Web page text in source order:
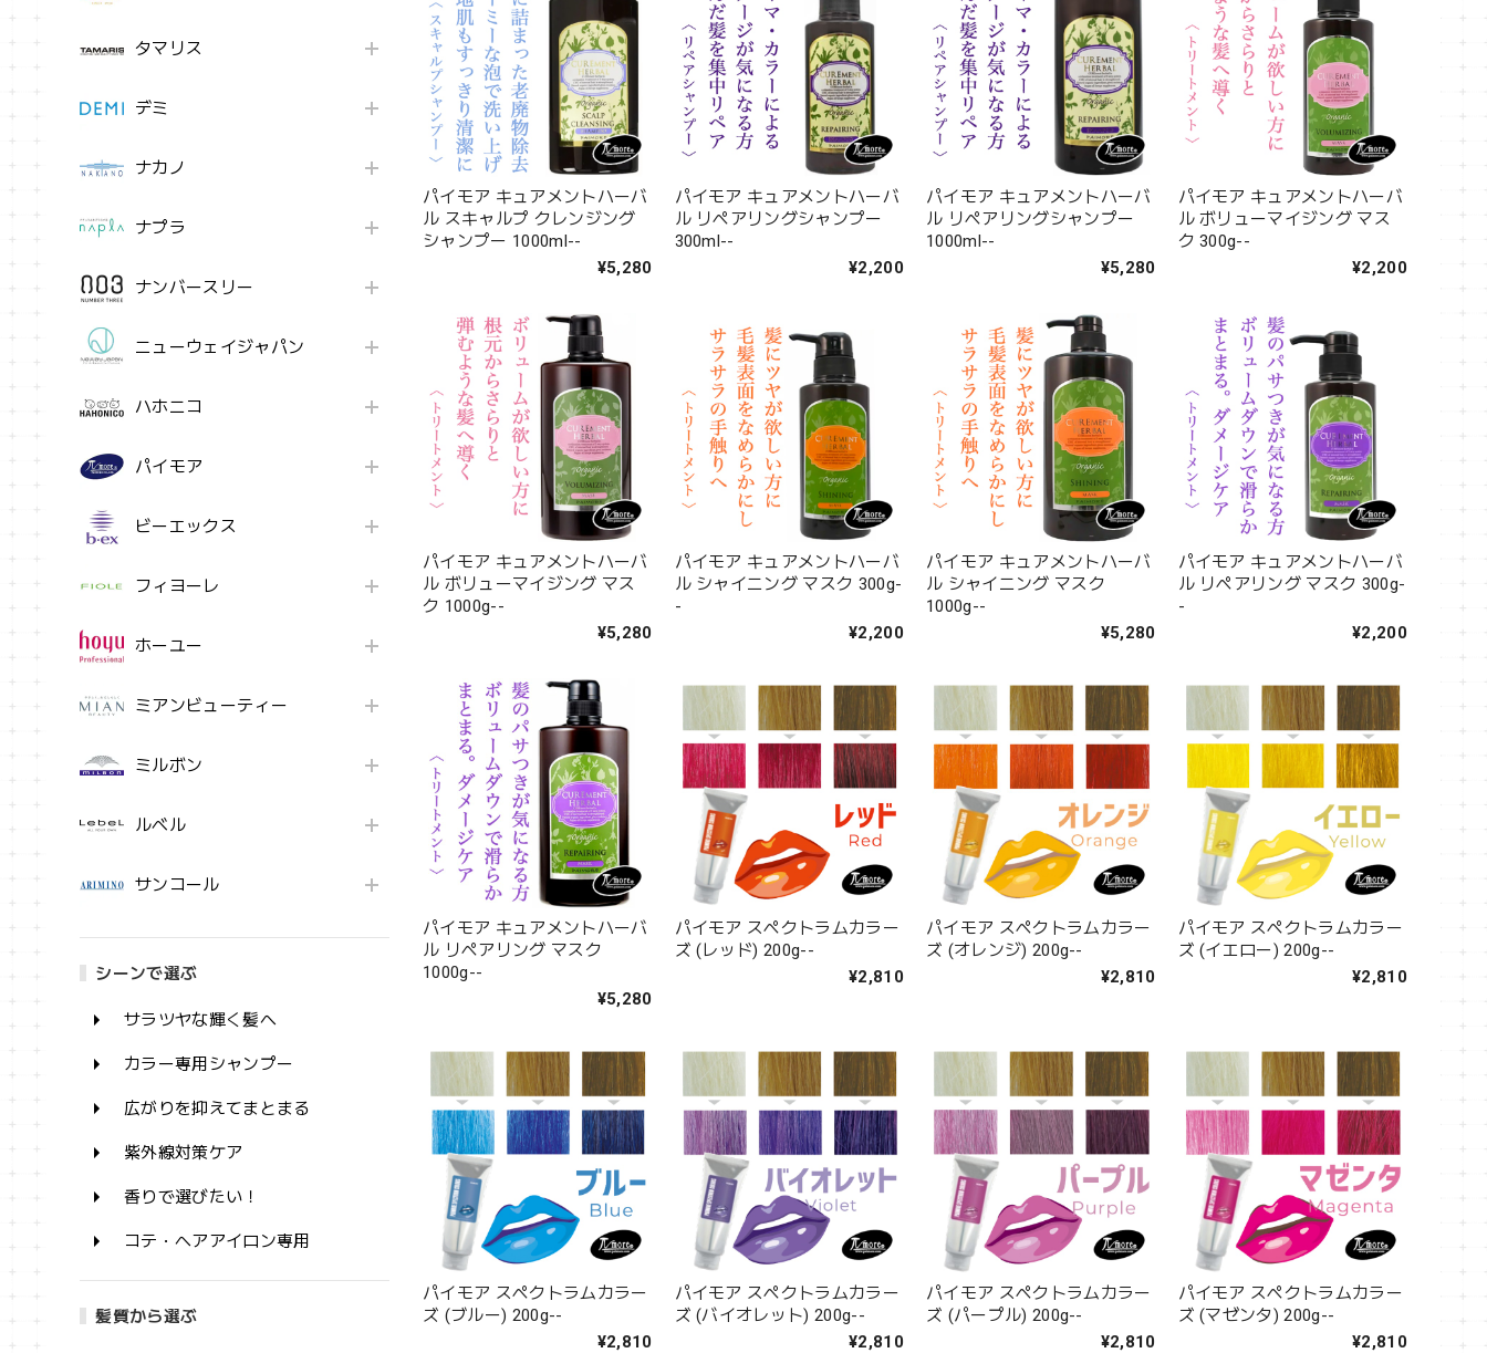
タマリス
デミ
ナカノ
ナプラ
ナンバースリー
ニューウェイジャパン
ハホニコ
パイモア
ビーエックス
フィヨーレ
ホーユー
ミアンビューティー
ミルボン
ルベル
サンコール
シーンで選ぶ
サラツヤな輝く髪へ
カラー専用シャンプー
広がりを抑えてまとまる
紫外線対策ケア
香りで選びたい！
コテ・ヘアアイロン専用
髪質から選ぶ
パイモア キュアメントハーバ
ル スキャルプ クレンジング
シャンプー 1000ml--
¥5,280
パイモア キュアメントハーバ
ル リペアリングシャンプー
300ml--
¥2,200
パイモア キュアメントハーバ
ル リペアリングシャンプー
1000ml--
¥5,280
パイモア キュアメントハーバ
ル ボリューマイジング マス
ク 300g--
¥2,200
パイモア キュアメントハーバ
ル ボリューマイジング マス
ク 1000g--
¥5,280
パイモア キュアメントハーバ
ル シャイニング マスク 300g-
-
¥2,200
パイモア キュアメントハーバ
ル シャイニング マスク
1000g--
¥5,280
パイモア キュアメントハーバ
ル リペアリング マスク 300g-
-
¥2,200
パイモア キュアメントハーバ
ル リペアリング マスク
1000g--
¥5,280
パイモア スペクトラムカラー
ズ (レッド) 200g--
¥2,810
パイモア スペクトラムカラー
ズ (オレンジ) 200g--
¥2,810
パイモア スペクトラムカラー
ズ (イエロー) 200g--
¥2,810
パイモア スペクトラムカラー
ズ (ブルー) 200g--
¥2,810
パイモア スペクトラムカラー
ズ (バイオレット) 200g--
¥2,810
パイモア スペクトラムカラー
ズ (パープル) 200g--
¥2,810
パイモア スペクトラムカラー
ズ (マゼンタ) 200g--
¥2,810